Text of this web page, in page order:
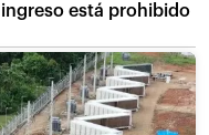
está prohibido